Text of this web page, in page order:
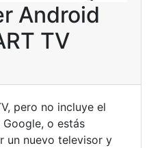
Android
TV
pero no incluye el
o estás
un nuevo televisor y